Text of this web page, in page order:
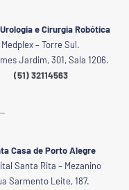
e Cirurgia Robótica
Medplex – Torre Sul.
Jardim, 301, Sala 1206.
(51) 32114563
Casa de Porto Alegre
Santa Rita – Mezanino
Sarmento Leite, 187.